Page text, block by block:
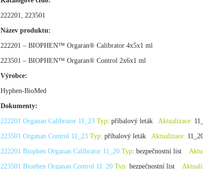
222201, 223501
Název produktu:
222201 – BIOPHEN™ Orgaran® Calibrator 4x5x1 ml
223501 – BIOPHEN™ Orgaran® Control 2x6x1 ml
Výrobce:
Hyphen-BioMed
Dokumenty:
222201 Organan Calibrator 11_23 Typ: příbalový leták Aktualizace:
223501 Organan Control 11_23 Typ: příbalový leták Aktualizace:
222201 Biophen Organan Calibrator 11_20 Typ: bezpečnostní list
223501 Biophen Organan Control 11_20 Typ: bezpečnostní list